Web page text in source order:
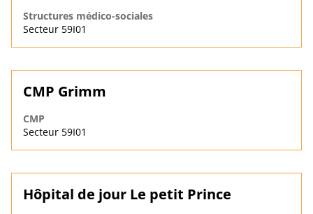
Structures médico-sociales
Secteur 59I01
CMP Grimm
CMP
Secteur 59I01
Hôpital de jour Le petit Prince